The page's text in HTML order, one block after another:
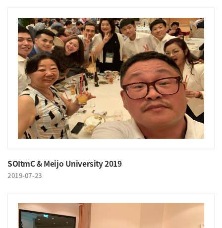
SOItmC & Meijo University 2019
2019-07-23